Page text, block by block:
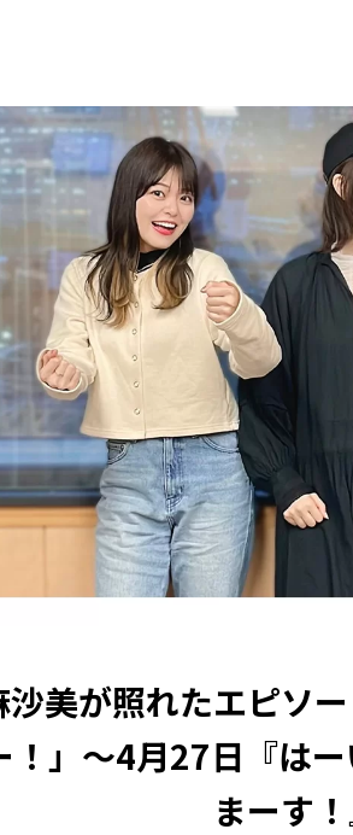
沙美が照れたエピソ
！」～4月27日『は
まーす！